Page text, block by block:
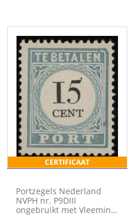
CERTIFICAAT
Portzegels Nederland
NVPH nr. P9DIII
ongebruikt met Vleeming